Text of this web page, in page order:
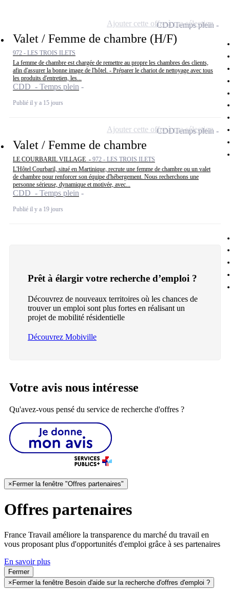
Valet / Femme de chambre (H/F)
972 - LES TROIS ILETS
La femme de chambre est chargée de remettre au propre les chambres des clients,
afin d'assurer la bonne image de l'hôtel. - Préparer le chariot de nettoyage avec tous
les produits d'entretien, les...
CDD - Temps plein
Publié il y a 15 jours
CDDTemps plein
Ajouter cette offre à ma sélection
Valet / Femme de chambre
LE COURBARIL VILLAGE - 972 - LES TROIS ILETS
L'Hôtel Courbaril, situé en Martinique, recrute une femme de chambre ou un valet
de chambre pour renforcer son équipe d'hébergement. Nous recherchons une
personne sérieuse, dynamique et motivée, avec...
CDD - Temps plein
Publié il y a 19 jours
CDDTemps plein
Ajouter cette offre à ma sélection
Prêt à élargir votre recherche d’emploi ?
Découvrez de nouveaux territoires où les chances de
trouver un emploi sont plus fortes en réalisant un
projet de mobilité résidentielle
Découvrez Mobiville
Votre avis nous intéresse
Qu'avez-vous pensé du service de recherche d'offres ?
× Fermer la fenêtre "Offres partenaires"
Offres partenaires
France Travail améliore la transparence du marché du travail en
vous proposant plus d'opportunités d'emploi grâce à ses partenaires
En savoir plus
Fermer
× Fermer la fenêtre Besoin d'aide sur la recherche d'offres d'emploi ?